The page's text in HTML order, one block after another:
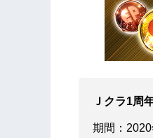
Ｊクラ1周
期間：